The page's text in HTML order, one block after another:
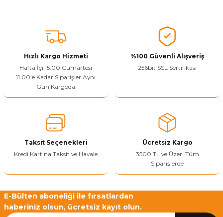
Hızlı Kargo Hizmeti
Hafta İçi 15:00 Cumartesi
11.00'e Kadar Siparişler Aynı
Gün Kargoda
%100 Güvenli Alışveriş
256bit SSL Sertifikası
Taksit Seçenekleri
Kredi Kartına Taksit ve Havale
Ücretsiz Kargo
3500 TL ve Üzeri Tüm
Siparişlerde
E-Bülten aboneliği ile fırsatlardan
haberiniz olsun, ücretsiz kayıt olun.